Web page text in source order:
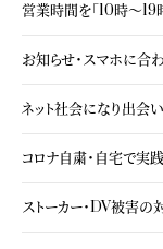
営業時間を「10時～19
お知らせ・スマホに合
ネット社会になり出会
コロナ自粛・自宅で実
ストーカー・DV被害の